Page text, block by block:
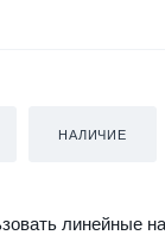
НАЛИЧИЕ
линейные